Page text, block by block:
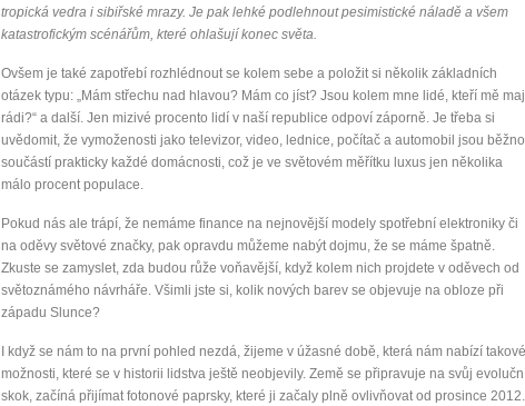
tropická vedra i sibiřské mrazy. Je pak lehké podlehnout pesimistické náladě a všem
katastrofickým scénářům, které ohlašují konec světa.
Ovšem je také zapotřebí rozhlédnout se kolem sebe a položit si několik základních
otázek typu: „Mám střechu nad hlavou? Mám co jíst? Jsou kolem mne lidé, kteří mě
rádi?“ a další. Jen mizivé procento lidí v naší republice odpoví záporně. Je třeba si
uvědomit, že vymoženosti jako televizor, video, lednice, počítač a automobil jsou
součástí prakticky každé domácnosti, což je ve světovém měřítku luxus jen několika
málo procent populace.
Pokud nás ale trápí, že nemáme finance na nejnovější modely spotřební elektroniky či
na oděvy světové značky, pak opravdu můžeme nabýt dojmu, že se máme špatně.
Zkuste se zamyslet, zda budou růže voňavější, když kolem nich projdete v oděvech od
světoznámého návrháře. Všimli jste si, kolik nových barev se objevuje na obloze při
západu Slunce?
I když se nám to na první pohled nezdá, žijeme v úžasné době, která nám nabízí takové
možnosti, které se v historii lidstva ještě neobjevily. Země se připravuje na svůj
skok, začíná přijímat fotonové paprsky, které ji začaly plně ovlivňovat od prosince 2012.